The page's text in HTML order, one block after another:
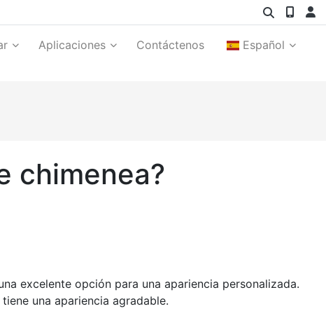
Aplicaciones Contáctenos Español
chimenea?
excelente opción para una apariencia personalizada.
una apariencia agradable.